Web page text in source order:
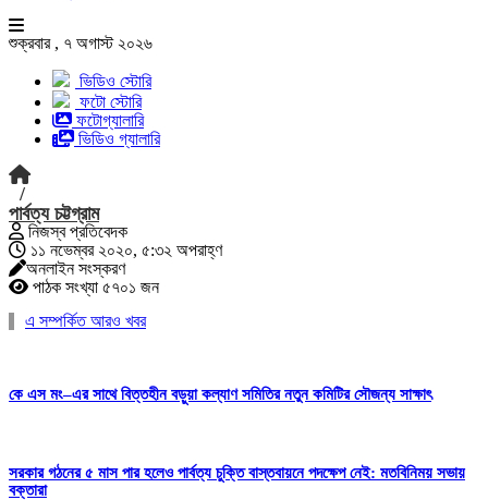
শুক্রবার , ৭ অগাস্ট ২০২৬
ভিডিও স্টোরি
ফটো স্টোরি
ফটোগ্যালারি
ভিডিও গ্যালারি
/
পার্বত্য চট্টগ্রাম
নিজস্ব প্রতিবেদক
১১ নভেম্বর ২০২০, ৫:৩২ অপরাহ্ণ
অনলাইন সংস্করণ
পাঠক সংখ্যা ৫৭০১ জন
এ সম্পর্কিত আরও খবর
কে এস মং–এর সাথে বিত্তহীন বড়ুয়া কল্যাণ সমিতির নতুন কমিটির সৌজন্য সাক্ষাৎ
সরকার গঠনের ৫ মাস পার হলেও পার্বত্য চুক্তি বাস্তবায়নে পদক্ষেপ নেই: মতবিনিময় সভায়
বক্তারা